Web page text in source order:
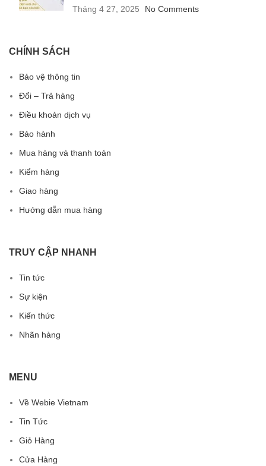
Tháng 4 27, 2025
No Comments
CHÍNH SÁCH
Bảo vệ thông tin
Đổi – Trả hàng
Điều khoản dịch vụ
Bảo hành
Mua hàng và thanh toán
Kiểm hàng
Giao hàng
Hướng dẫn mua hàng
TRUY CẬP NHANH
Tin tức
Sự kiện
Kiến thức
Nhãn hàng
MENU
Về Webie Vietnam
Tin Tức
Giỏ Hàng
Cửa Hàng